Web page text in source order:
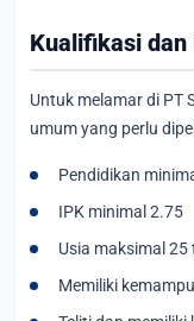
Kualifikasi
Untuk melamar di PT
umum yang perlu
Pendidikan
IPK minimal 2.75
Usia maksimal
Memiliki